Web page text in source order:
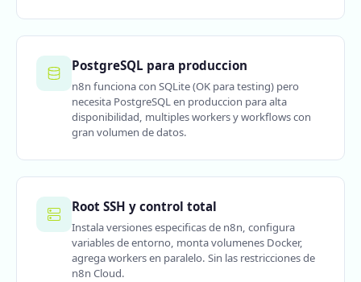
PostgreSQL para produccion
n8n funciona con SQLite (OK para testing) pero
necesita PostgreSQL en produccion para alta
disponibilidad, multiples workers y workflows con
gran volumen de datos.
Root SSH y control total
Instala versiones especificas de n8n, configura
variables de entorno, monta volumenes Docker,
agrega workers en paralelo. Sin las restricciones de
n8n Cloud.